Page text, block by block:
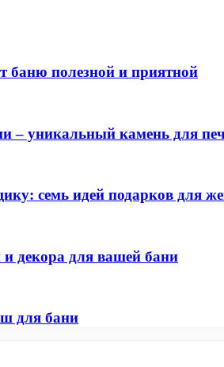
баню полезной и приятной
– уникальный камень для
семь идей подарков для
декора для вашей бани
для бани